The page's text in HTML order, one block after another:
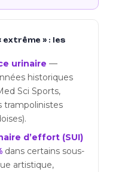
extrême » : les
urinaire —
historiques
Sci Sports,
trampolinistes
d’effort (SUI)
dans certains sous-
artistique,